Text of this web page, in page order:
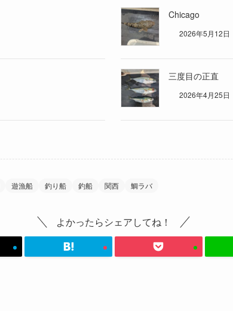
Chicago
2026年5月12日
三度目の正直
2026年4月25日
遊漁船 釣り船 釣船 関西 鯛ラバ
よかったらシェアしてね！